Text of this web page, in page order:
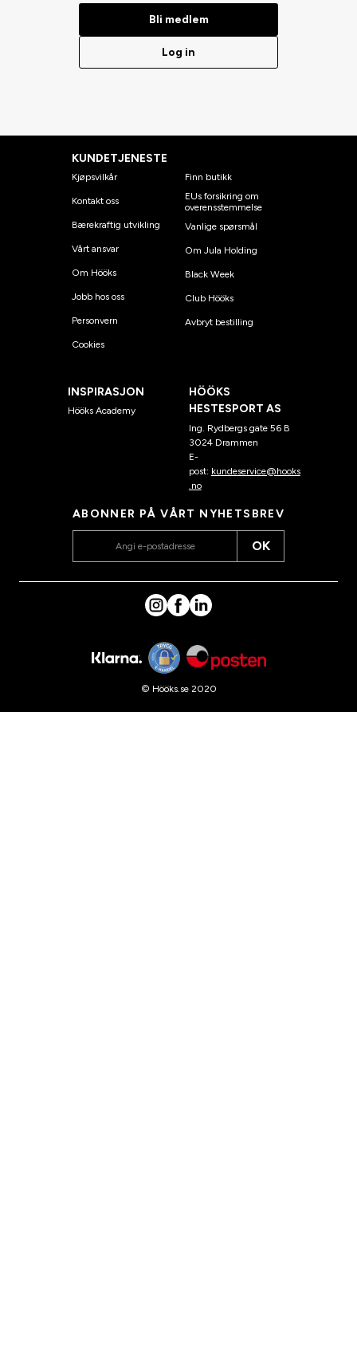
Bli medlem
Log in
KUNDETJENESTE
Kjøpsvilkår
Kontakt oss
Bærekraftig utvikling
Vårt ansvar
Om Hööks
Jobb hos oss
Personvern
Cookies
Finn butikk
EUs forsikring om
overensstemmelse
Vanlige spørsmål
Om Jula Holding
Black Week
Club Hööks
Avbryt bestilling
INSPIRASJON
Hööks Academy
HÖÖKS
HESTESPORT AS
Ing. Rydbergs gate 56 B
3024 Drammen
E-
post: kundeservice@hooks
.no
ABONNER PÅ VÅRT NYHETSBREV
OK
© Hööks.se 2020